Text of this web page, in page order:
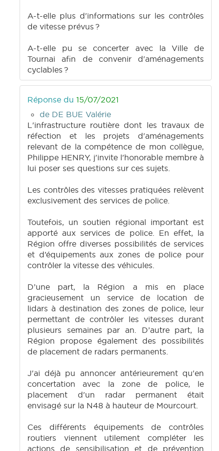
A-t-elle plus d'informations sur les contrôles
de vitesse prévus ?
A-t-elle pu se concerter avec la Ville de
Tournai afin de convenir d'aménagements
cyclables ?
Réponse du 15/07/2021
de DE BUE Valérie
L'infrastructure routière dont les travaux de
réfection et les projets d'aménagements
relevant de la compétence de mon collègue,
Philippe HENRY, j'invite l'honorable membre à
lui poser ses questions sur ces sujets.
Les contrôles des vitesses pratiquées relèvent
exclusivement des services de police.
Toutefois, un soutien régional important est
apporté aux services de police. En effet, la
Région offre diverses possibilités de services
et d’équipements aux zones de police pour
contrôler la vitesse des véhicules.
D’une part, la Région a mis en place
gracieusement un service de location de
lidars à destination des zones de police, leur
permettant de contrôler les vitesses durant
plusieurs semaines par an. D’autre part, la
Région propose également des possibilités
de placement de radars permanents.
J'ai déjà pu annoncer antérieurement qu'en
concertation avec la zone de police, le
placement d'un radar permanent était
envisagé sur la N48 à hauteur de Mourcourt.
Ces différents équipements de contrôles
routiers viennent utilement compléter les
actions de sensibilisation et de prévention